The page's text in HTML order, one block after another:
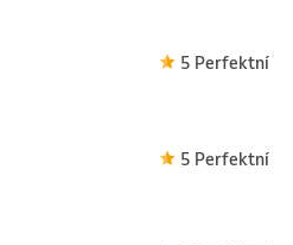
5 Perfektní
5 Perfektní